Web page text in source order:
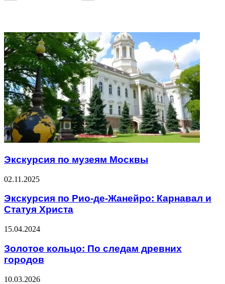
Экскурсия по музеям Москвы
02.11.2025
Экскурсия по Рио-де-Жанейро: Карнавал и
Статуя Христа
15.04.2024
Золотое кольцо: По следам древних
городов
10.03.2026